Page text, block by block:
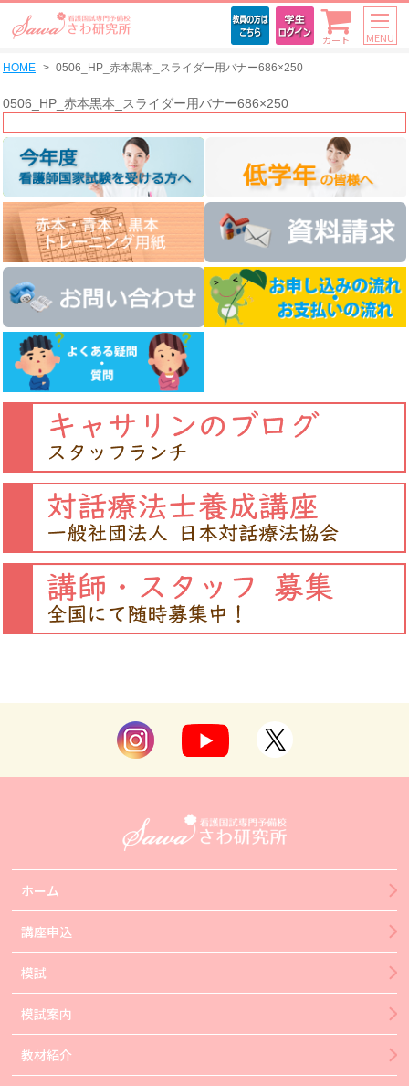
カート MENU
HOME 0506_HP_赤本黒本_スライダー用バナー686×250
0506_HP_赤本黒本_スライダー用バナー686×250
ホーム
講座申込
模試
模試案内
教材紹介